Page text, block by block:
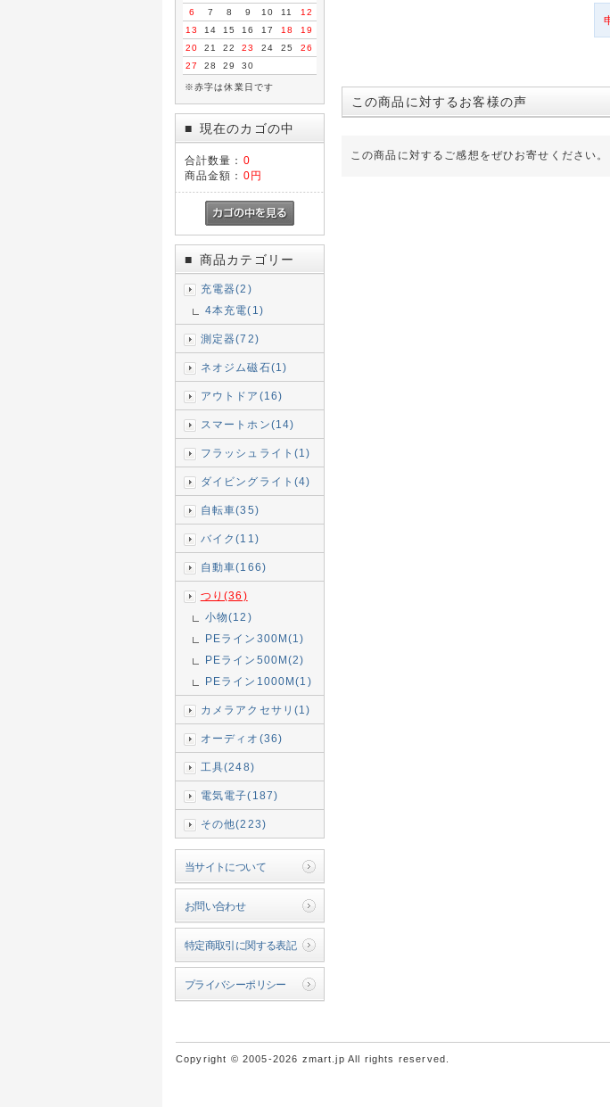
6
7 8 9 10 11
12
13
14 15 16 17 18
19
20
21 22 23 24 25
26
27
28 29 30
※赤字は休業日です
■ 現在のカゴの中
合計数量： 0
商品金額： 0円
■ 商品カテゴリー
充電器(2)
4本充電(1)
測定器(72)
ネオジム磁石(1)
アウトドア(16)
スマートホン(14)
フラッシュライト(1)
ダイビングライト(4)
自転車(35)
バイク(11)
自動車(166)
つり(36)
小物(12)
PEライン300M(1)
PEライン500M(2)
PEライン1000M(1)
カメラアクセサリ(1)
オーディオ(36)
工具(248)
電気電子(187)
その他(223)
当サイトについて
お問い合わせ
特定商取引に関する表記
プライバシーポリシー
この商品に対するお客様の声
この商品に対するご感想をぜひお寄せください。
Copyright © 2005-2026 zmart.jp All rights reserved.